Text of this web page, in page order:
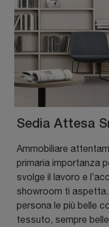
Sedia Attesa
Ammobiliare
primaria importanza
svolge il lavoro e
showroom ti aspetta.
persona le più belle
tessuto, sempre